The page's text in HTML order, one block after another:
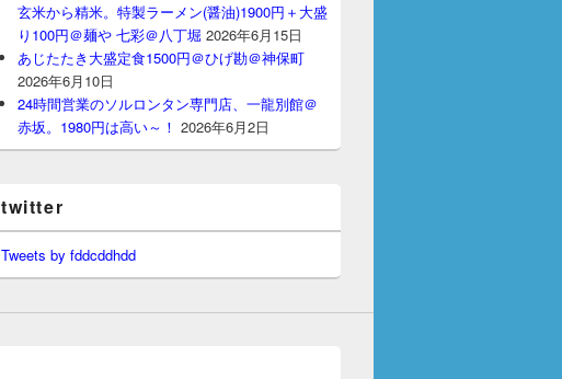
玄米から精米。特製ラーメン(醤油)1900円＋大盛
り100円＠麺や 七彩＠八丁堀 2026年6月15日
あじたたき大盛定食1500円＠ひげ勘＠神保町
2026年6月10日
24時間営業のソルロンタン専門店、一龍別館＠
赤坂。1980円は高い～！ 2026年6月2日
twitter
Tweets by fddcddhdd